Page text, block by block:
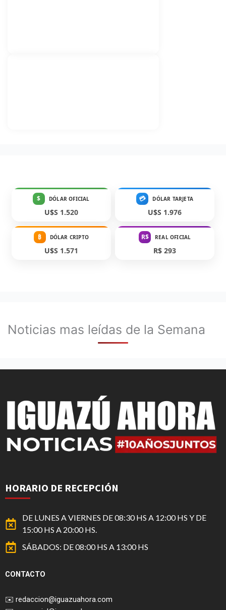
$ DÓLAR OFICIAL
U$S 1.520
💳 DÓLAR TARJETA
U$S 1.976
₿ DÓLAR CRIPTO
U$S 1.571
R$ REAL OFICIAL
R$ 293
Noticias mas leídas de la Semana
HORARIO DE RECEPCIÓN
DE LUNES A VIERNES DE 08:30 HS A 12:00 HS Y DE
15:00 HS A 20:00 HS.
SÁBADOS: DE 08:00 HS A 13:00 HS
CONTACTO
✉️ redaccion@iguazuahora.com